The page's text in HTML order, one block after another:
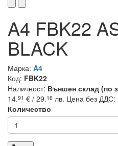
A4 FBK22
BLACK
Марка: A4
Код: FBK22
Наличност: Външен склад (по
14.91 € / 29.16 лв. Цена без ДДС:
Количество